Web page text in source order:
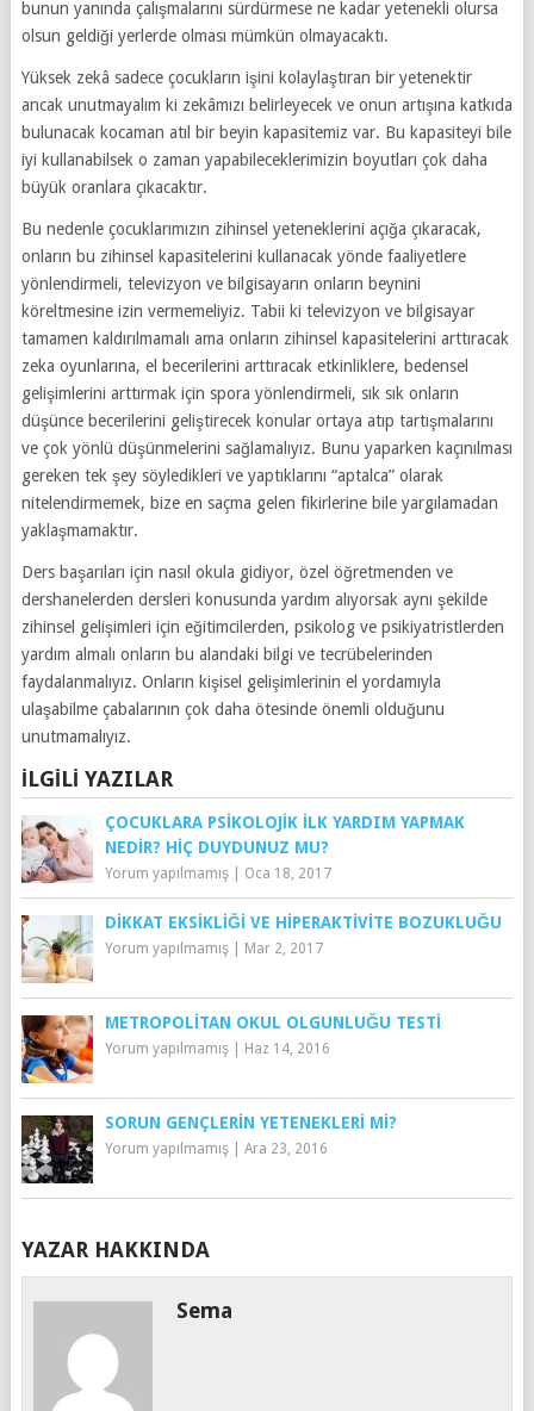
bunun yanında çalışmalarını sürdürmese ne kadar yetenekli olursa
olsun geldiği yerlerde olması mümkün olmayacaktı.
Yüksek zekâ sadece çocukların işini kolaylaştıran bir yetenektir
ancak unutmayalım ki zekâmızı belirleyecek ve onun artışına katkıda
bulunacak kocaman atıl bir beyin kapasitemiz var. Bu kapasiteyi bile
iyi kullanabilsek o zaman yapabileceklerimizin boyutları çok daha
büyük oranlara çıkacaktır.
Bu nedenle çocuklarımızın zihinsel yeteneklerini açığa çıkaracak,
onların bu zihinsel kapasitelerini kullanacak yönde faaliyetlere
yönlendirmeli, televizyon ve bilgisayarın onların beynini
köreltmesine izin vermemeliyiz. Tabii ki televizyon ve bilgisayar
tamamen kaldırılmamalı ama onların zihinsel kapasitelerini arttıracak
zeka oyunlarına, el becerilerini arttıracak etkinliklere, bedensel
gelişimlerini arttırmak için spora yönlendirmeli, sık sık onların
düşünce becerilerini geliştirecek konular ortaya atıp tartışmalarını
ve çok yönlü düşünmelerini sağlamalıyız. Bunu yaparken kaçınılması
gereken tek şey söyledikleri ve yaptıklarını “aptalca” olarak
nitelendirmemek, bize en saçma gelen fikirlerine bile yargılamadan
yaklaşmamaktır.
Ders başarıları için nasıl okula gidiyor, özel öğretmenden ve
dershanelerden dersleri konusunda yardım alıyorsak aynı şekilde
zihinsel gelişimleri için eğitimcilerden, psikolog ve psikiyatristlerden
yardım almalı onların bu alandaki bilgi ve tecrübelerinden
faydalanmalıyız. Onların kişisel gelişimlerinin el yordamıyla
ulaşabilme çabalarının çok daha ötesinde önemli olduğunu
unutmamalıyız.
İLGILI YAZILAR
ÇOCUKLARA PSIKOLOJIK İLK YARDIM YAPMAK
NEDIR? HIÇ DUYDUNUZ MU?
Yorum yapılmamış| Oca 18, 2017
DIKKAT EKSIKLIĞI VE HIPERAKTIVITE BOZUKLUĞU
Yorum yapılmamış| Mar 2, 2017
METROPOLITAN OKUL OLGUNLUĞU TESTI
Yorum yapılmamış| Haz 14, 2016
SORUN GENÇLERIN YETENEKLERI MI?
Yorum yapılmamış| Ara 23, 2016
YAZAR HAKKINDA
Sema